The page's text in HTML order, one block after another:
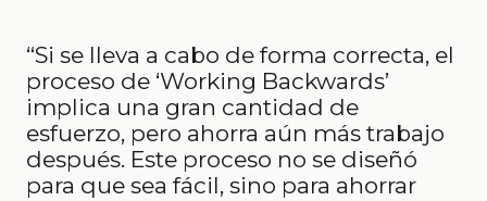
“Si se lleva a cabo de forma correcta, el
proceso de ‘Working Backwards’
implica una gran cantidad de
esfuerzo, pero ahorra aún más trabajo
después. Este proceso no se diseñó
para que sea fácil, sino para ahorrar